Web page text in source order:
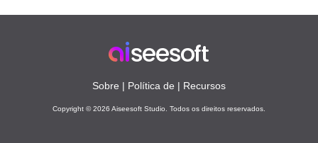
Sobre | Política de | Recursos
Copyright © 2026 Aiseesoft Studio. Todos os direitos reservados.